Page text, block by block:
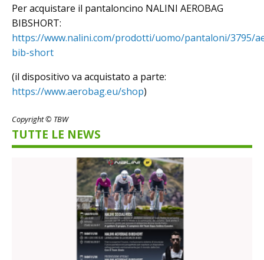
Per acquistare il pantaloncino NALINI AEROBAG
BIBSHORT:
https://www.nalini.com/prodotti/uomo/pantaloni/3795/
bib-short
(il dispositivo va acquistato a parte:
https://www.aerobag.eu/shop)
Copyright © TBW
TUTTE LE NEWS